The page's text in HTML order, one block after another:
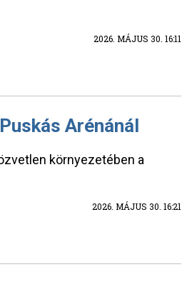
2026. MÁJUS 30. 16:11
Arénánál
környezetében a
2026. MÁJUS 30. 16:21